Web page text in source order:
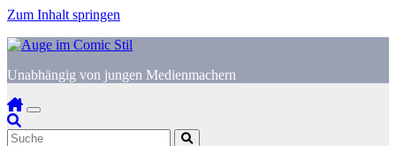
Zum Inhalt springen
Unabhängig von jungen Medienmachern